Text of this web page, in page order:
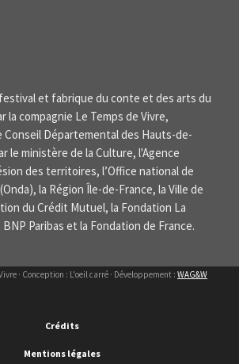
et fabrique du conte et des arts du
compagnie Le Temps de Vivre,
Conseil Départemental des Hauts-de-
le ministère de la Culture, l'Agence
des territoires, l’Office national de
la Région Île-de-France, la Ville de
du Crédit Mutuel, la Fondation La
Paribas et la Fondation de France.
· Conception : L'oeil carré · Développement : WAG&W
Crédits
Mentions légales